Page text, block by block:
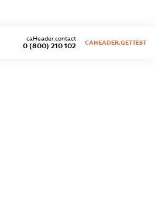
0 (800) 210 102
caHeader.contact
CAHEADER.GETTEST